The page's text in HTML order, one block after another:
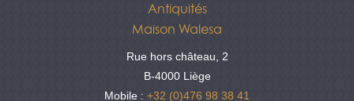
Antiquités
Maison Walesa
Rue hors château, 2
B-4000 Liège
Mobile : +32 (0)476 98 38 41